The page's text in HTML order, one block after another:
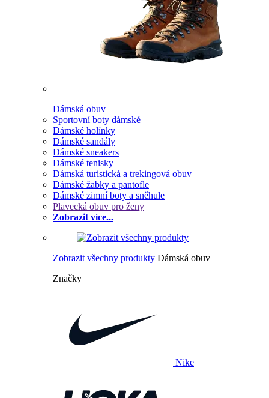
Dámská obuv
Sportovní boty dámské
Dámské holínky
Dámské sandály
Dámské sneakers
Dámské tenisky
Dámská turistická a trekingová obuv
Dámské žabky a pantofle
Dámské zimní boty a sněhule
Plavecká obuv pro ženy
Zobrazit více...
Zobrazit všechny produkty Dámská obuv
Značky
Nike